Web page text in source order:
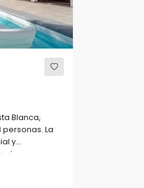
Blanca,
La
y
de